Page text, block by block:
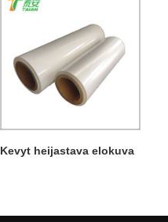
Kevyt heijastava elokuva